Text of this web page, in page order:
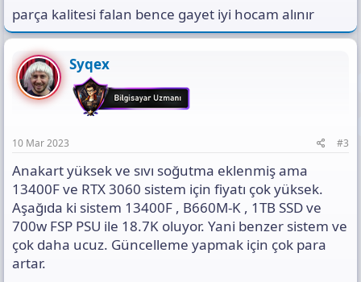
parça kalitesi falan bence gayet iyi hocam alınır
Syqex
10 Mar 2023 #3
Anakart yüksek ve sıvı soğutma eklenmiş ama
13400F ve RTX 3060 sistem için fiyatı çok yüksek.
Aşağıda ki sistem 13400F , B660M-K , 1TB SSD ve
700w FSP PSU ile 18.7K oluyor. Yani benzer sistem ve
çok daha ucuz. Güncelleme yapmak için çok para
artar.